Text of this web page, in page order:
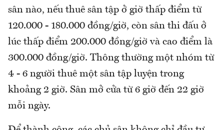
sân nào, nếu thuê sân tập ở giờ thấp điểm từ
120.000 - 180.000 đồng/giờ, còn sân thi đấu ở
lúc thấp điểm 200.000 đồng/giờ và cao điểm là
300.000 đồng/giờ. Thông thường một nhóm từ
4 - 6 người thuê một sân tập luyện trong
khoảng 2 giờ. Sân mở cửa từ 6 giờ đến 22 giờ
mỗi ngày.